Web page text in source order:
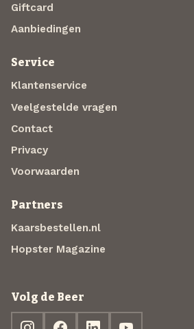
Giftcard
Aanbiedingen
Service
Klantenservice
Veelgestelde vragen
Contact
Privacy
Voorwaarden
Partners
Kaarsbestellen.nl
Hopster Magazine
Volg de Beer